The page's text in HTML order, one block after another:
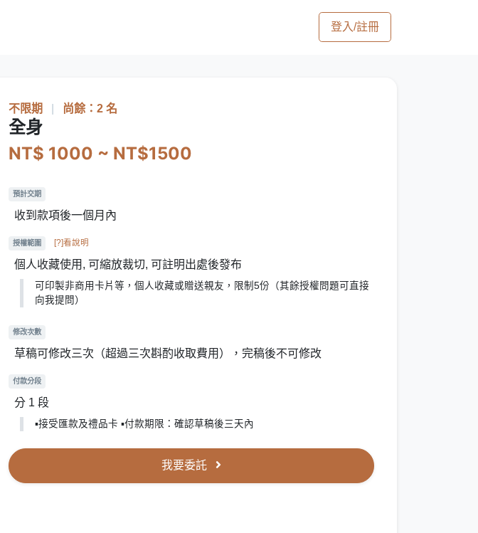
登入/註冊
不限期 尚餘：2 名
全身
NT$ 1000 ~ NT$1500
預計交期
收到款項後一個月內
授權範圍 [?]看說明
個人收藏使用, 可縮放裁切, 可註明出處後發布
可印製非商用卡片等，個人收藏或贈送親友，限制5份（其餘授權問題可直接
向我提問）
修改次數
草稿可修改三次（超過三次斟酌收取費用），完稿後不可修改
付款分段
分 1 段
▪接受匯款及禮品卡 ▪付款期限：確認草稿後三天內
我要委託